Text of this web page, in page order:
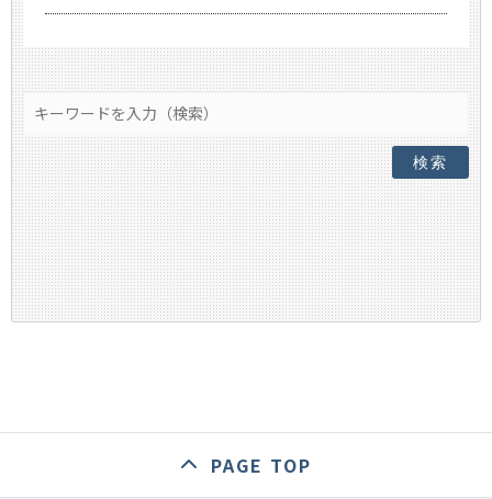
検索
PAGE TOP